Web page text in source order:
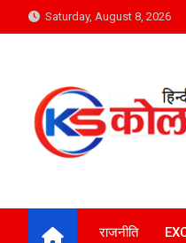
to
Saturday, August 8, 2026
Kolkata
राजनीति